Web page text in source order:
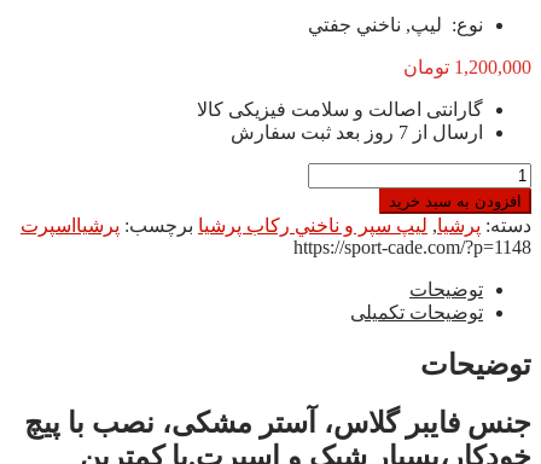
نوع: ليپ, ناخني جفتي
1,200,000 تومان
گارانتی اصالت و سلامت فیزیکی کالا
ارسال از 7 روز بعد ثبت سفارش
ناخنی
رکاب
جفتی
عدد
افزودن به سبد خرید
دسته: پرشيا, ليپ سپر و ناخني ركاب پرشیا برچسب: پرشیااسپرت
https://sport-cade.com/?p=1148
توضیحات
توضیحات تکمیلی
توضیحات
جنس فایبر گلاس، آستر مشکی، نصب با پیچ
خودکار،بسیار شیک و اسپرت.با کمترین